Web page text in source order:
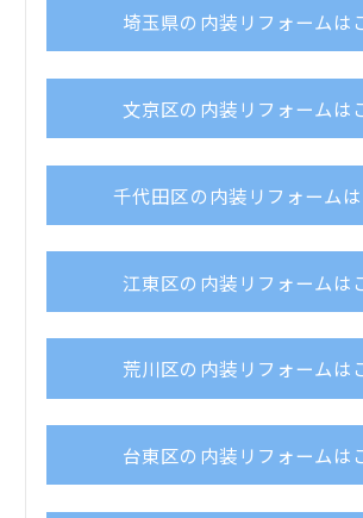
埼玉県の内装リフォームは
文京区の内装リフォームは
千代田区の内装リフォーム
江東区の内装リフォームは
荒川区の内装リフォームは
台東区の内装リフォームは